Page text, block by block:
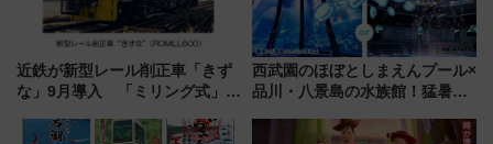
近鉄が新型レール削正車「きず
な」9月導入 「ミリング式」採
化！安全性や乗り心地の向上に
西武園のほぼとしまえんプール×
品川・八景島の水族館！猛暑を
夏休みをお得に楽しむ！